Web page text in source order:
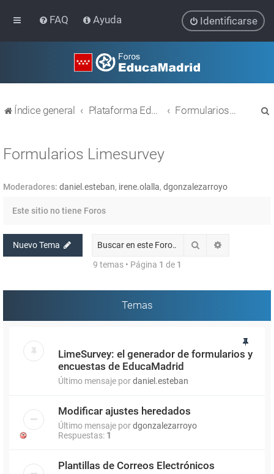
FAQ Ayuda Identificarse
Índice general Plataforma Educativa EducaMadrid Formularios Limesurvey
Formularios Limesurvey
Moderadores: daniel.esteban, irene.olalla, dgonzalezarroyo
Este sitio no tiene Foros
Nuevo Tema Buscar
9 temas • Página 1 de 1
Temas
LimeSurvey: el generador de formularios y
encuestas de EducaMadrid
Último mensaje pordaniel.esteban
Modificar ajustes heredados
Último mensaje pordgonzalezarroyo
Respuestas: 1
Plantillas de Correos Electrónicos